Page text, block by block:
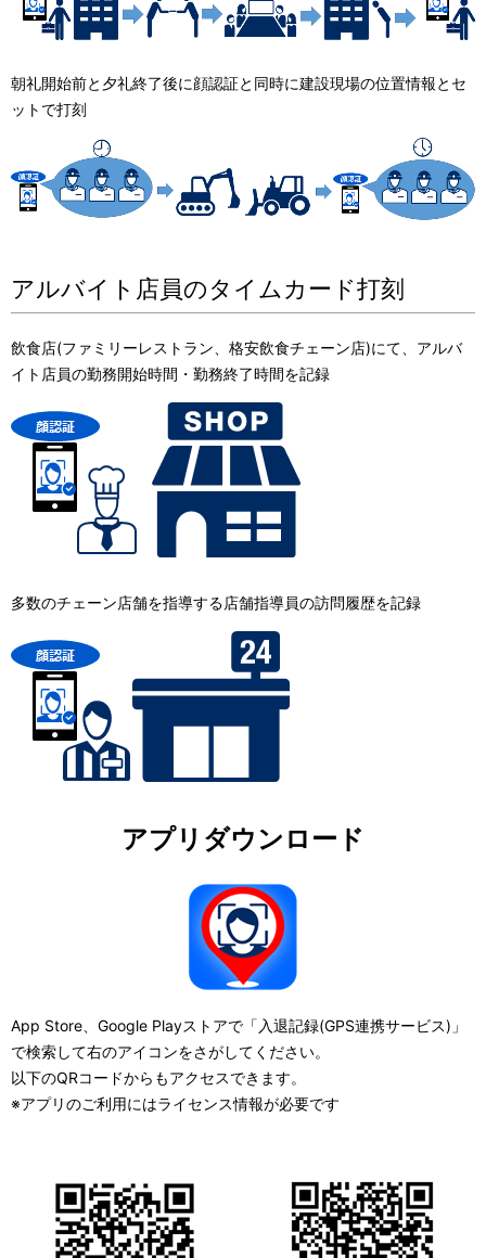
朝礼開始前と夕礼終了後に顔認証と同時に建設現場の位置情報とセ
ットで打刻
アルバイト店員のタイムカード打刻
飲食店(ファミリーレストラン、格安飲食チェーン店)にて、アルバ
イト店員の勤務開始時間・勤務終了時間を記録
多数のチェーン店舗を指導する店舗指導員の訪問履歴を記録
アプリダウンロード
App Store、Google Playストアで「入退記録(GPS連携サービス)」
で検索して右のアイコンをさがしてください。
以下のQRコードからもアクセスできます。
※アプリのご利用にはライセンス情報が必要です